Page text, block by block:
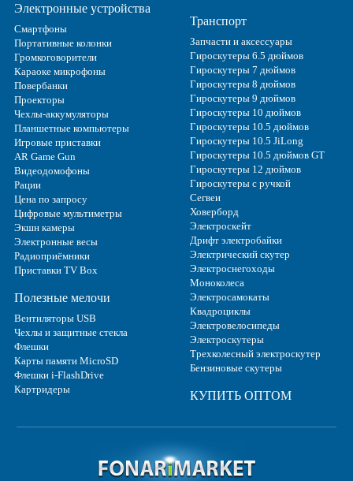
Электронные устройства
Смартфоны
Портативные колонки
Громкоговорители
Караоке микрофоны
Повербанки
Проекторы
Чехлы-аккумуляторы
Планшетные компьютеры
Игровые приставки
AR Game Gun
Видеодомофоны
Рации
Цена по запросу
Цифровые мультиметры
Экшн камеры
Электронные весы
Радиоприёмники
Приставки TV Box
Полезные мелочи
Вентиляторы USB
Чехлы и защитные стекла
Флешки
Карты памяти MicroSD
Флешки i-FlashDrive
Картридеры
Транспорт
Запчасти и аксессуары
Гироскутеры 6.5 дюймов
Гироскутеры 7 дюймов
Гироскутеры 8 дюймов
Гироскутеры 9 дюймов
Гироскутеры 10 дюймов
Гироскутеры 10.5 дюймов
Гироскутеры 10.5 JiLong
Гироскутеры 10.5 дюймов GT
Гироскутеры 12 дюймов
Гироскутеры с ручкой
Сегвеи
Ховерборд
Электроскейт
Дрифт электробайки
Электрический скутер
Электроснегоходы
Моноколеса
Электросамокаты
Квадроциклы
Электровелосипеды
Электроскутеры
Трехколесный электроскутер
Бензиновые скутеры
КУПИТЬ ОПТОМ